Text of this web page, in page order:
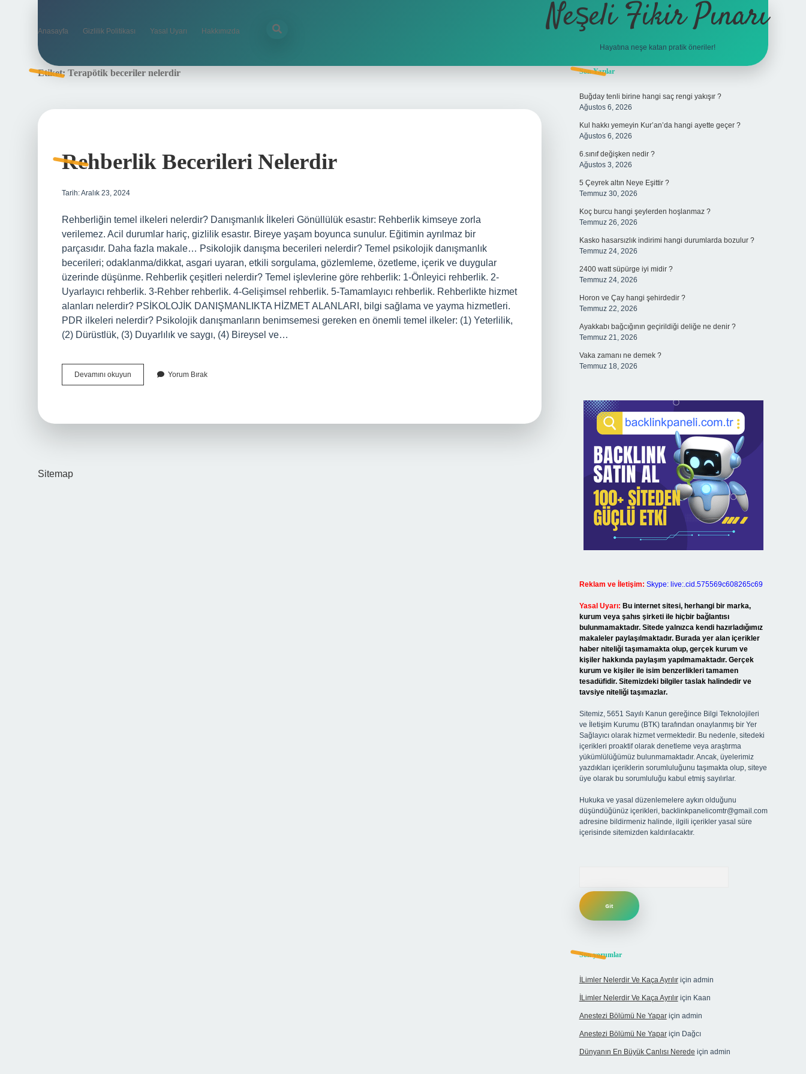
Anasayfa Gizlilik Politikası Yasal Uyarı Hakkımızda Neşeli Fikir Pınarı
Hayatına neşe katan pratik öneriler!
Etiket: Terapötik beceriler nelerdir
Rehberlik Becerileri Nelerdir
Tarih: Aralık 23, 2024
Rehberliğin temel ilkeleri nelerdir? Danışmanlık İlkeleri Gönüllülük esastır: Rehberlik kimseye zorla
verilemez. Acil durumlar hariç, gizlilik esastır. Bireye yaşam boyunca sunulur. Eğitimin ayrılmaz bir
parçasıdır. Daha fazla makale… Psikolojik danışma becerileri nelerdir? Temel psikolojik danışmanlık
becerileri; odaklanma/dikkat, asgari uyaran, etkili sorgulama, gözlemleme, özetleme, içerik ve duygular
üzerinde düşünme. Rehberlik çeşitleri nelerdir? Temel işlevlerine göre rehberlik: 1-Önleyici rehberlik. 2-
Uyarlayıcı rehberlik. 3-Rehber rehberlik. 4-Gelişimsel rehberlik. 5-Tamamlayıcı rehberlik. Rehberlikte hizmet
alanları nelerdir? PSİKOLOJİK DANIŞMANLIKTA HİZMET ALANLARI, bilgi sağlama ve yayma hizmetleri.
PDR ilkeleri nelerdir? Psikolojik danışmanların benimsemesi gereken en önemli temel ilkeler: (1) Yeterlilik,
(2) Dürüstlük, (3) Duyarlılık ve saygı, (4) Bireysel ve…
Devamını okuyun Rehberlik
Becerileri
Yorum Bırak
Sitemap
Sidebar
Son Yazılar
Buğday tenli birine hangi saç rengi yakışır ?
Ağustos 6, 2026
Kul hakkı yemeyin Kur’an’da hangi ayette geçer ?
Ağustos 6, 2026
6.sınıf değişken nedir ?
Ağustos 3, 2026
5 Çeyrek altın Neye Eşittir ?
Temmuz 30, 2026
Koç burcu hangi şeylerden hoşlanmaz ?
Temmuz 26, 2026
Kasko hasarsızlık indirimi hangi durumlarda bozulur ?
Temmuz 24, 2026
2400 watt süpürge iyi midir ?
Temmuz 24, 2026
Horon ve Çay hangi şehirdedir ?
Temmuz 22, 2026
Ayakkabı bağcığının geçirildiği deliğe ne denir ?
Temmuz 21, 2026
Vaka zamanı ne demek ?
Temmuz 18, 2026
Reklam ve İletişim: Skype: live:.cid.575569c608265c69
Yasal Uyarı: Bu internet sitesi, herhangi bir marka,
kurum veya şahıs şirketi ile hiçbir bağlantısı
bulunmamaktadır. Sitede yalnızca kendi hazırladığımız
makaleler paylaşılmaktadır. Burada yer alan içerikler
haber niteliği taşımamakta olup, gerçek kurum ve
kişiler hakkında paylaşım yapılmamaktadır. Gerçek
kurum ve kişiler ile isim benzerlikleri tamamen
tesadüfidir. Sitemizdeki bilgiler taslak halindedir ve
tavsiye niteliği taşımazlar.
Sitemiz, 5651 Sayılı Kanun gereğince Bilgi Teknolojileri
ve İletişim Kurumu (BTK) tarafından onaylanmış bir Yer
Sağlayıcı olarak hizmet vermektedir. Bu nedenle, sitedeki
içerikleri proaktif olarak denetleme veya araştırma
yükümlülüğümüz bulunmamaktadır. Ancak, üyelerimiz
yazdıkları içeriklerin sorumluluğunu taşımakta olup, siteye
üye olarak bu sorumluluğu kabul etmiş sayılırlar.
Hukuka ve yasal düzenlemelere aykırı olduğunu
düşündüğünüz içerikleri, backlinkpanelicomtr@gmail.com
adresine bildirmeniz halinde, ilgili içerikler yasal süre
içerisinde sitemizden kaldırılacaktır.
Son yorumlar
İLimler Nelerdir Ve Kaça Ayrılıriçin admin
İLimler Nelerdir Ve Kaça Ayrılıriçin Kaan
Anestezi Bölümü Ne Yapariçin admin
Anestezi Bölümü Ne Yapariçin Dağcı
Dünyanın En Büyük Canlısı Nerede için admin